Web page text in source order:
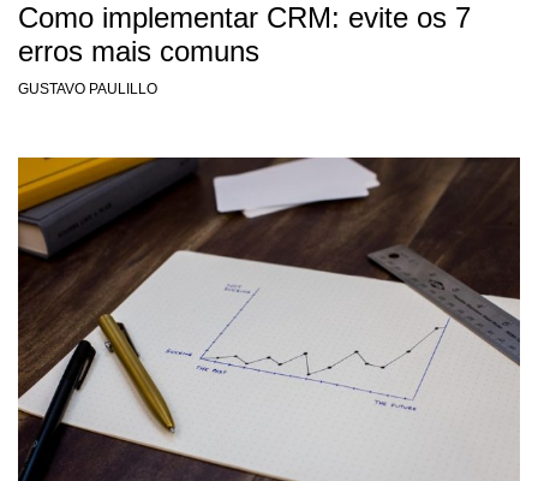
Como implementar CRM: evite os 7
erros mais comuns
GUSTAVO PAULILLO